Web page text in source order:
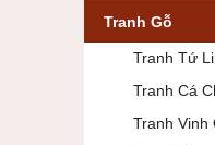
Tranh Gỗ
Tranh Tứ
Tranh Cá
Tranh Vinh